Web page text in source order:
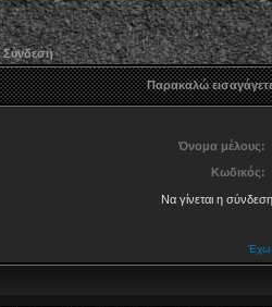
Παρακαλώ
Όνομα μέλους:
Κωδικός:
Να γίνεται η
Έχω